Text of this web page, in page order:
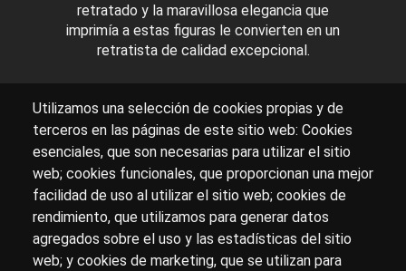
retratado y la maravillosa elegancia que
imprimía a estas figuras le convierten en un
retratista de calidad excepcional.
Sobre artehistoria.com
Para ponerte en contacto con nosotros, escríbenos en
el formulario decontacto
Accesibilidad
Aviso Legal Privacidad
Utilizamos una selección de cookies propias y de
terceros en las páginas de este sitio web: Cookies
esenciales, que son necesarias para utilizar el sitio
web; cookies funcionales, que proporcionan una mejor
facilidad de uso al utilizar el sitio web; cookies de
rendimiento, que utilizamos para generar datos
agregados sobre el uso y las estadísticas del sitio
web; y cookies de marketing, que se utilizan para